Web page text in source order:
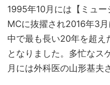
1995年10月には【ミュ
MCに抜擢され2016年3
中で最も長い20年を超え
となりました。多忙なス
月には外科医の山形基夫